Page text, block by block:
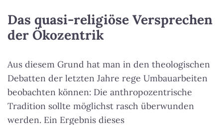
Das quasi-religiöse Versprechen
der Ökozentrik
Aus diesem Grund hat man in den theologischen
Debatten der letzten Jahre rege Umbauarbeiten
beobachten können: Die anthropozentrische
Tradition sollte möglichst rasch überwunden
werden. Ein Ergebnis dieses